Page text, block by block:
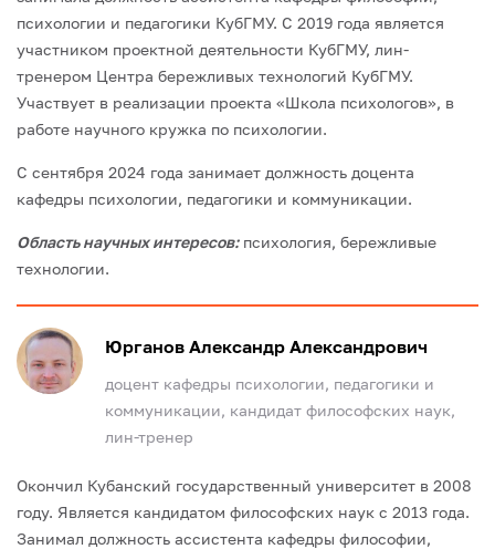
психологии и педагогики КубГМУ. С 2019 года является
участником проектной деятельности КубГМУ, лин-
тренером Центра бережливых технологий КубГМУ.
Участвует в реализации проекта «Школа психологов», в
работе научного кружка по психологии.
С сентября 2024 года занимает должность доцента
кафедры психологии, педагогики и коммуникации.
Область научных интересов:психология, бережливые
технологии.
Юрганов Александр Александрович
доцент кафедры психологии, педагогики и
коммуникации, кандидат философских наук,
лин-тренер
Окончил Кубанский государственный университет в 2008
году. Является кандидатом философских наук с 2013 года.
Занимал должность ассистента кафедры философии,